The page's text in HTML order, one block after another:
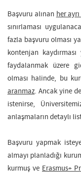
Başvuru alınanher
sınırlaması
fazla başvuru olması
kontenjan
faydalanmak üzere
olması halinde, bu
aranmaz. Ancak yine
istenirse,
anlaşmaların detaylı
Başvuru yapmak
almayı planladığı
kurmuş ve Erasmus+